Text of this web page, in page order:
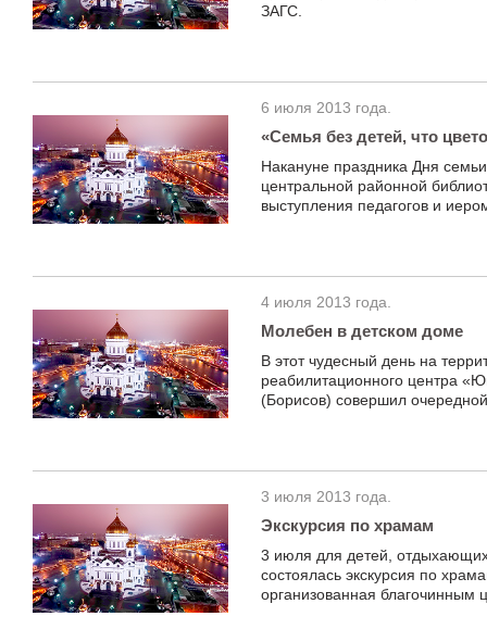
ЗАГС.
6 июля 2013 года.
«Семья без детей, что
Накануне праздника Дня
центральной районной
выступления педагогов и
4 июля 2013 года.
Молебен в детском доме
В этот чудесный день на
реабилитационного центра
(Борисов) совершил
3 июля 2013 года.
Экскурсия по храмам
3 июля для детей,
состоялась экскурсия по
организованная благочинным